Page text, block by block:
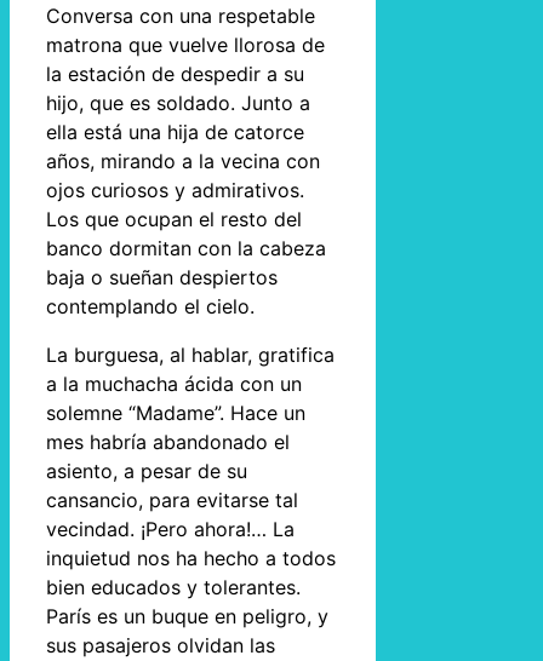
Conversa con una respetable
matrona que vuelve llorosa de
la estación de despedir a su
hijo, que es soldado. Junto a
ella está una hija de catorce
años, mirando a la vecina con
ojos curiosos y admirativos.
Los que ocupan el resto del
banco dormitan con la cabeza
baja o sueñan despiertos
contemplando el cielo.
La burguesa, al hablar, gratifica
a la muchacha ácida con un
solemne “Madame”. Hace un
mes habría abandonado el
asiento, a pesar de su
cansancio, para evitarse tal
vecindad. ¡Pero ahora!… La
inquietud nos ha hecho a todos
bien educados y tolerantes.
París es un buque en peligro, y
sus pasajeros olvidan las